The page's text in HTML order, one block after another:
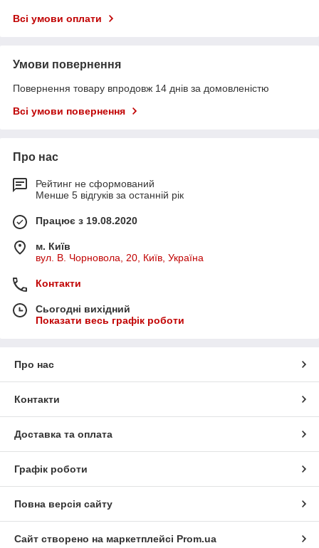
Всі умови оплати
Умови повернення
Повернення товару впродовж 14 днів за домовленістю
Всі умови повернення
Про нас
Рейтинг не сформований
Менше 5 відгуків за останній рік
Працює з 19.08.2020
м. Київ
вул. В. Чорновола, 20, Київ, Україна
Контакти
Сьогодні вихідний
Показати весь графік роботи
Про нас
Контакти
Доставка та оплата
Графік роботи
Повна версія сайту
Сайт створено на маркетплейсі Prom.ua